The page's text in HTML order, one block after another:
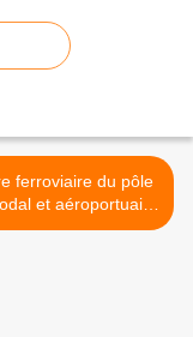
ferroviaire du pôle
et aéroportuaire
Atlantique"